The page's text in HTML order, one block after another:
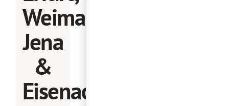
Weimar,
Jena
&
Eisenach